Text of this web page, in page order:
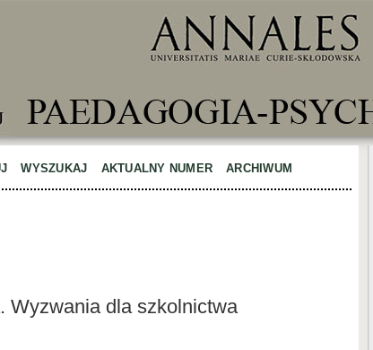
WYSZUKAJ AKTUALNY NUMER ARCHIWUM
Wyzwania dla szkolnictwa